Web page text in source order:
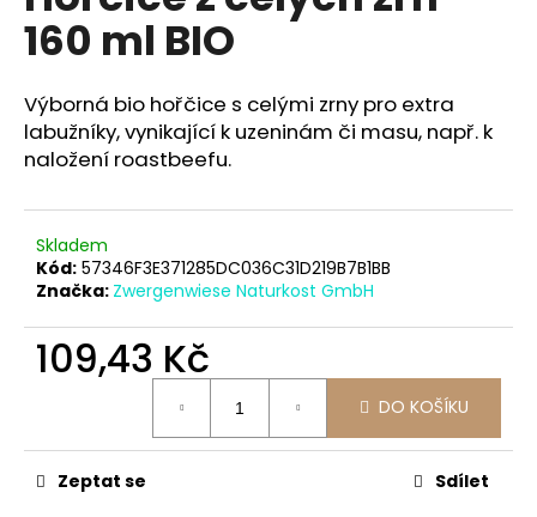
0,0
hvězdiček.
160 ml BIO
Výborná bio hořčice s celými zrny pro extra
labužníky, vynikající k uzeninám či masu, např. k
naložení roastbeefu.
Skladem
Kód: 57346F3E371285DC036C31D219B7B1BB
Značka: Zwergenwiese Naturkost GmbH
109,43 Kč
DO KOŠÍKU
Zeptat se Sdílet
a
j
í
t
?
HLEDAT
o